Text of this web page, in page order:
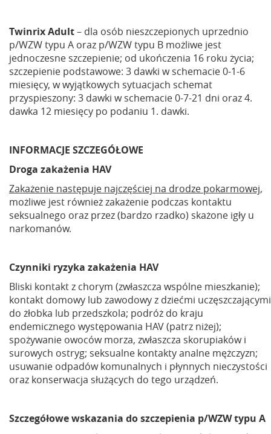
Twinrix Adult– dla osób nieszczepionych uprzednio
p/WZW typu A oraz p/WZW typu B możliwe jest
jednoczesne szczepienie; od ukończenia 16 roku życia;
szczepienie podstawowe: 3 dawki w schemacie 0-1-6
miesięcy, w wyjątkowych sytuacjach schemat
przyspieszony: 3 dawki w schemacie 0-7-21 dni oraz 4.
dawka 12 miesięcy po podaniu 1. dawki.
INFORMACJE SZCZEGÓŁOWE
Droga zakażenia HAV
Zakażenie następuje najczęściej na drodze pokarmowej,
możliwe jest również zakażenie podczas kontaktu
seksualnego oraz przez (bardzo rzadko) skażone igły u
narkomanów.
Czynniki ryzyka zakażenia HAV
Bliski kontakt z chorym (zwłaszcza wspólne mieszkanie);
kontakt domowy lub zawodowy z dziećmi uczęszczającymi
do żłobka lub przedszkola; podróż do kraju
endemicznego występowania HAV (patrz niżej);
spożywanie owoców morza, zwłaszcza skorupiaków i
surowych ostryg; seksualne kontakty analne mężczyzn;
usuwanie odpadów komunalnych i płynnych nieczystości
oraz konserwacja służących do tego urządzeń.
Szczegółowe wskazania do szczepienia p/WZW typu A